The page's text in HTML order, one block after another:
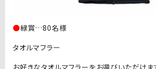
●緑賞…80名様
タオルマフラー